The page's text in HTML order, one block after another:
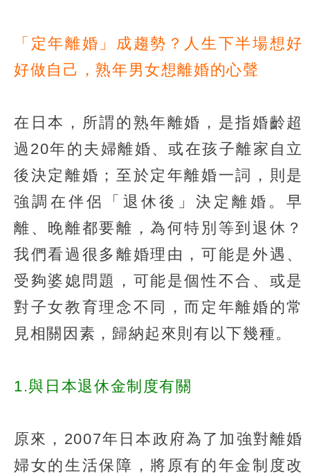
「定年離婚」成趨勢？人生下半場想好
好做自己，熟年男女想離婚的心聲
在日本，所謂的熟年離婚，是指婚齡超
過20年的夫婦離婚、或在孩子離家自立
後決定離婚；至於定年離婚一詞，則是
強調在伴侶「退休後」決定離婚。早
離、晚離都要離，為何特別等到退休？
我們看過很多離婚理由，可能是外遇、
受夠婆媳問題，可能是個性不合、或是
對子女教育理念不同，而定年離婚的常
見相關因素，歸納起來則有以下幾種。
1.與日本退休金制度有關
原來，2007年日本政府為了加強對離婚
婦女的生活保障，將原有的年金制度改